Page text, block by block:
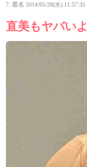
7. 匿名 2014/05/28(水) 11:57:35
直美もヤバいよ